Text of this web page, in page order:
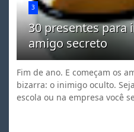
3
30 presentes para
amigo secreto
Fim de ano. E começam os
bizarra: o inimigo oculto.
escola ou na empresa você